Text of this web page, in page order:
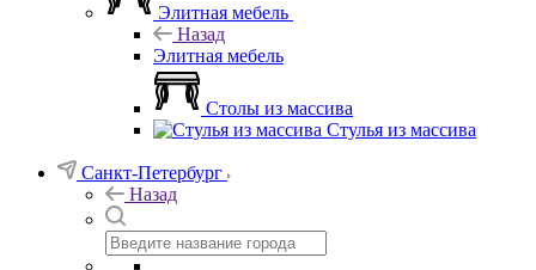
Элитная мебель
Назад
Элитная мебель
Столы из массива
Стулья из массива
Санкт-Петербург
Назад